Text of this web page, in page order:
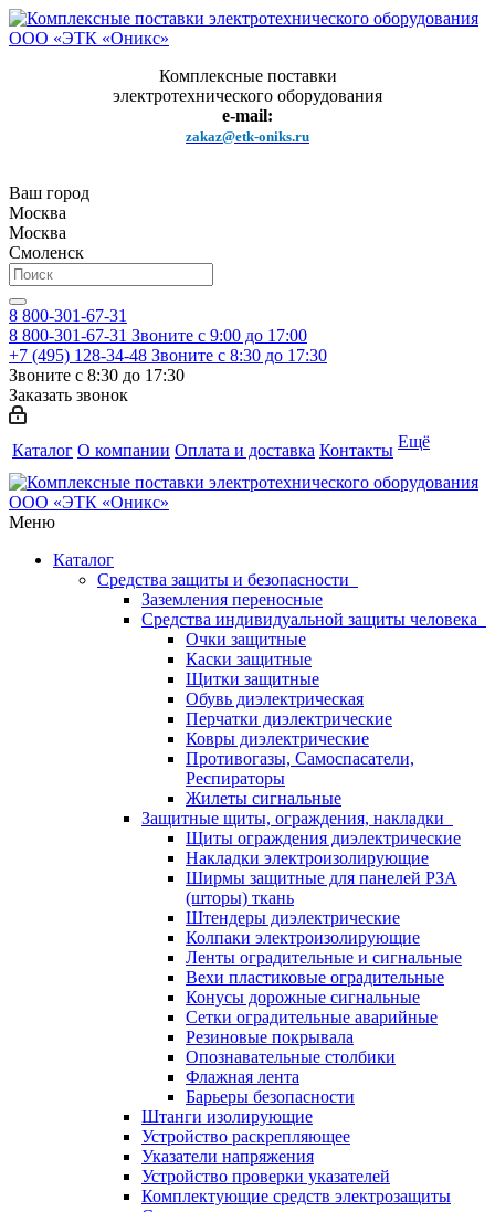
Комплексные поставки
электротехнического оборудования
e-mail:
zakaz@etk-oniks.ru
Ваш город
Москва
Москва
Смоленск
8 800-301-67-31
8 800-301-67-31 Звоните с 9:00 до 17:00
+7 (495) 128-34-48 Звоните с 8:30 до 17:30
Звоните с 8:30 до 17:30
Заказать звонок
Каталог О компании Оплата и доставка Контакты Ещё
Меню
Каталог
Средства защиты и безопасности
Заземления переносные
Средства индивидуальной защиты человека
Очки защитные
Каски защитные
Щитки защитные
Обувь диэлектрическая
Перчатки диэлектрические
Ковры диэлектрические
Противогазы, Самоспасатели,
Респираторы
Жилеты сигнальные
Защитные щиты, ограждения, накладки
Щиты ограждения диэлектрические
Накладки электроизолирующие
Ширмы защитные для панелей РЗА
(шторы) ткань
Штендеры диэлектрические
Колпаки электроизолирующие
Ленты оградительные и сигнальные
Вехи пластиковые оградительные
Конусы дорожные сигнальные
Сетки оградительные аварийные
Резиновые покрывала
Опознавательные столбики
Флажная лента
Барьеры безопасности
Штанги изолирующие
Устройство раскрепляющее
Указатели напряжения
Устройство проверки указателей
Комплектующие средств электрозащиты